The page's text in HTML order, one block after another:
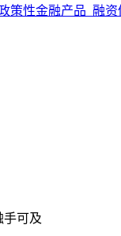
策性金融产品 融资
手可及